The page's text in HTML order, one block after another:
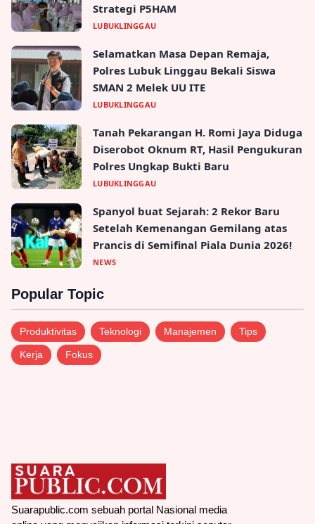
Strategi P5HAM
LUBUKLINGGAU
Selamatkan Masa Depan Remaja,
Polres Lubuk Linggau Bekali Siswa
SMAN 2 Melek UU ITE
LUBUKLINGGAU
Tanah Pekarangan H. Romi Jaya Diduga
Diserobot Oknum RT, Hasil Pengukuran
Polres Ungkap Bukti Baru
LUBUKLINGGAU
Spanyol buat Sejarah: 2 Rekor Baru
Setelah Kemenangan Gemilang atas
Prancis di Semifinal Piala Dunia 2026!
NEWS
Popular Topic
Produktivitas Teknologi Manajemen Tips
Kerja Fokus
Suarapublic.com sebuah portal Nasional media